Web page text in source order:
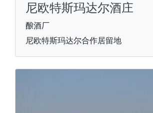
尼欧特斯玛达尔酒庄
酿酒厂
尼欧特斯玛达尔合作居留地